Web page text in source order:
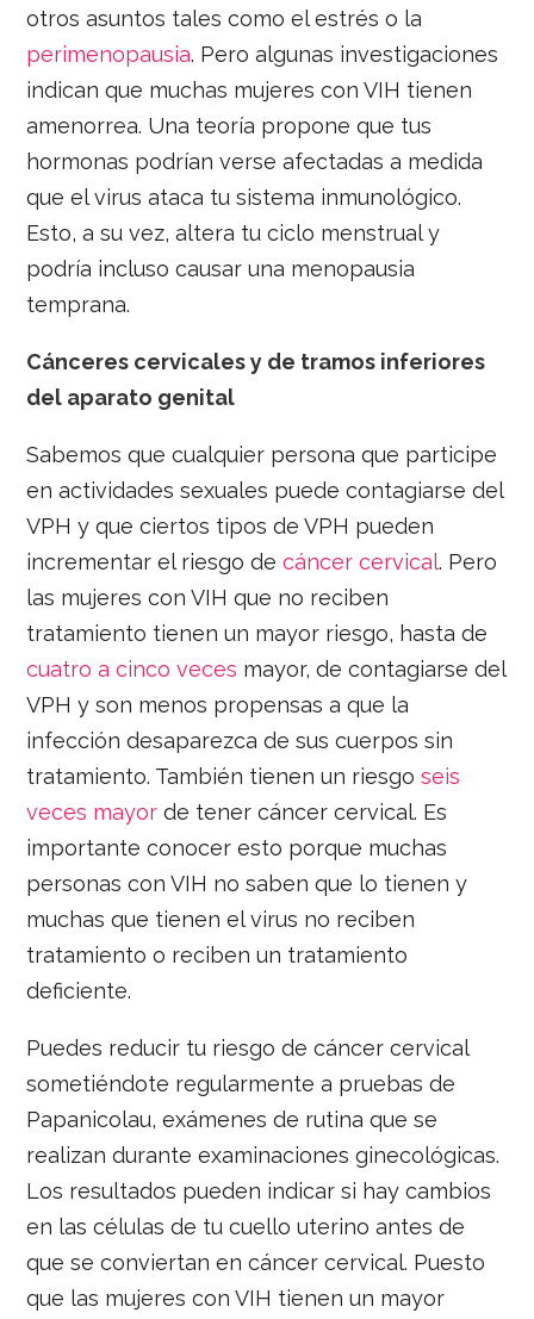
otros asuntos tales como el estrés o la
perimenopausia. Pero algunas investigaciones
indican que muchas mujeres con VIH tienen
amenorrea. Una teoría propone que tus
hormonas podrían verse afectadas a medida
que el virus ataca tu sistema inmunológico.
Esto, a su vez, altera tu ciclo menstrual y
podría incluso causar una menopausia
temprana.
Cánceres cervicales y de tramos inferiores
del aparato genital
Sabemos que cualquier persona que participe
en actividades sexuales puede contagiarse del
VPH y que ciertos tipos de VPH pueden
incrementar el riesgo decáncer cervical. Pero
las mujeres con VIH que no reciben
tratamiento tienen un mayor riesgo, hasta de
cuatro a cinco veces mayor, de contagiarse del
VPH y son menos propensas a que la
infección desaparezca de sus cuerpos sin
tratamiento. También tienen un riesgoseis
veces mayor de tener cáncer cervical. Es
importante conocer esto porque muchas
personas con VIH no saben que lo tienen y
muchas que tienen el virus no reciben
tratamiento o reciben un tratamiento
deficiente.
Puedes reducir tu riesgo de cáncer cervical
sometiéndote regularmente a pruebas de
Papanicolau, exámenes de rutina que se
realizan durante examinaciones ginecológicas.
Los resultados pueden indicar si hay cambios
en las células de tu cuello uterino antes de
que se conviertan en cáncer cervical. Puesto
que las mujeres con VIH tienen un mayor